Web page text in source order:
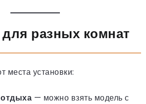
разных комнат
места установки:
— можно взять модель с